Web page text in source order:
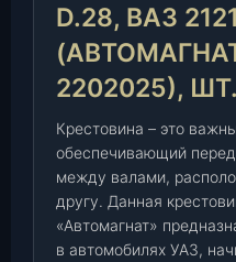
А
с
2
1
4
г
d
D.28, ВАЗ
2202025), ШТ.
Крестовина – это
обеспечивающий
между валами,
другу. Данная
«Автомагнат»
в автомобилях УАЗ,